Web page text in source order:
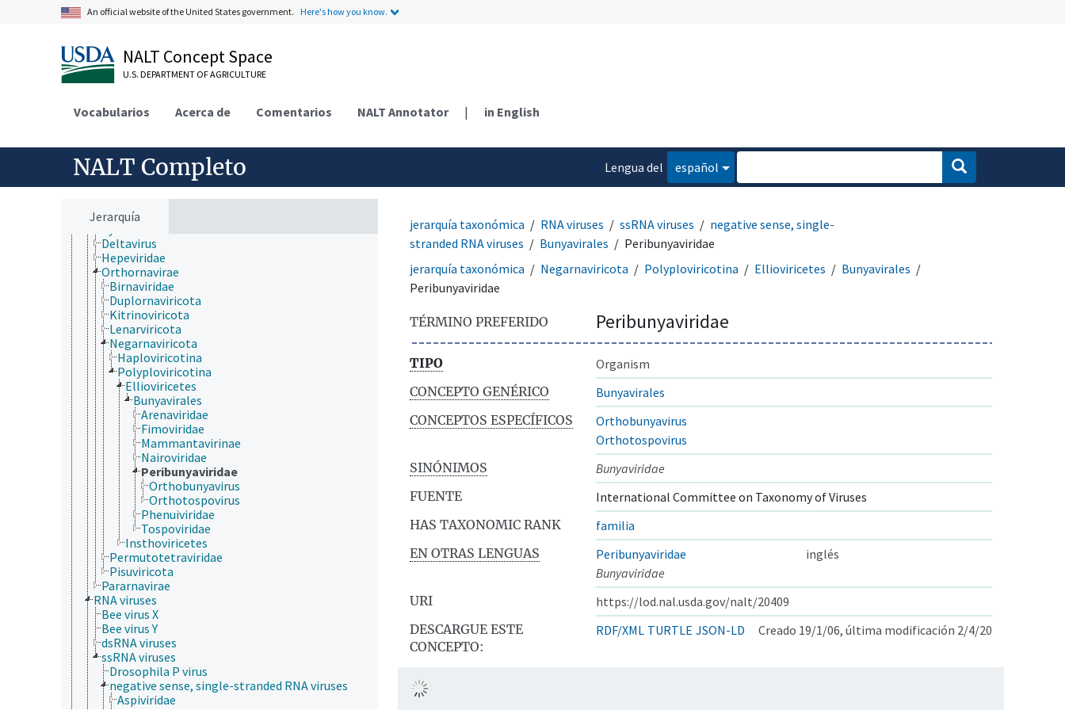
An official website of the United States government. Here's how you know.
NALT Concept Space
U.S. DEPARTMENT OF AGRICULTURE
Vocabularios Acerca de Comentarios NALT Annotator | in English
NALT Completo
Lengua del
español
Jerarquía
Eubacteria
Plantae
Protozoa
Viruses and Viroids
Alphasatellitidae
DNA and RNA reverse transcribing viruses
Kawino virus
partículas seudovíricas/similares a virus
Pospiviroidae
Closteroviridae
Cystoviridae
Deltavirus
Hepeviridae
Orthornavirae
Birnaviridae
Duplornaviricota
Kitrinoviricota
Lenarviricota
Negarnaviricota
Haploviricotina
Polyploviricotina
Ellioviricetes
Bunyavirales
Arenaviridae
Fimoviridae
Mammantavirinae
Nairoviridae
Peribunyaviridae
Orthobunyavirus
Orthotospovirus
Phenuiviridae
Tospoviridae
Insthoviricetes
Permutotetraviridae
Pisuviricota
Pararnavirae
RNA viruses
Bee virus X
Bee virus Y
dsRNA viruses
ssRNA viruses
Drosophila P virus
negative sense, single-stranded RNA viruses
Aspiviridae
jerarquía taxonómica RNA viruses ssRNA viruses
negative sense, single-
stranded RNA viruses
Bunyavirales
Peribunyaviridae
jerarquía taxonómica
Negarnaviricota Polyploviricotina Ellioviricetes
Bunyavirales
Peribunyaviridae
TÉRMINO PREFERIDO Peribunyaviridae
TIPO
Organism
CONCEPTO GENÉRICO
Bunyavirales
CONCEPTOS ESPECÍFICOS
Orthobunyavirus
Orthotospovirus
SINÓNIMOS
Bunyaviridae
FUENTE
International Committee on Taxonomy of Viruses
HAS TAXONOMIC RANK
familia
EN OTRAS LENGUAS
Peribunyaviridae
inglés
Bunyaviridae
URI
https://lod.nal.usda.gov/nalt/20409
DESCARGUE ESTE
CONCEPTO:
RDF/XML TURTLE JSON-LD Creado 19/1/06, última modificación 2/4/20